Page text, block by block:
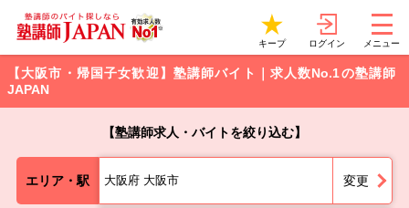
キープ ログイン メニュー
【大阪市・帰国子女歓迎】塾講師バイト｜求人数No.1の塾講師
JAPAN
【塾講師求人・バイトを絞り込む】
エリア・駅 大阪府 大阪市 変更